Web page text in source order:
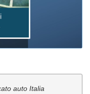
auto Italia